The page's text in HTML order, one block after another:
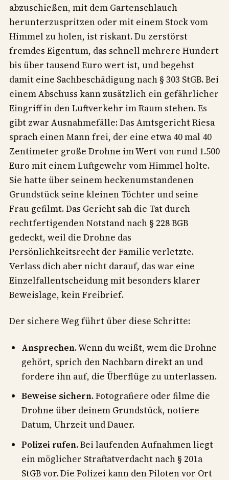
abzuschießen, mit dem Gartenschlauch
herunterzuspritzen oder mit einem Stock vom
Himmel zu holen, ist riskant. Du zerstörst
fremdes Eigentum, das schnell mehrere Hundert
bis über tausend Euro wert ist, und begehst
damit eine Sachbeschädigung nach § 303 StGB. Bei
einem Abschuss kann zusätzlich ein gefährlicher
Eingriff in den Luftverkehr im Raum stehen. Es
gibt zwar Ausnahmefälle: Das Amtsgericht Riesa
sprach einen Mann frei, der eine etwa 40 mal 40
Zentimeter große Drohne im Wert von rund 1.500
Euro mit einem Luftgewehr vom Himmel holte.
Sie hatte über seinem heckenumstandenen
Grundstück seine kleinen Töchter und seine
Frau gefilmt. Das Gericht sah die Tat durch
rechtfertigenden Notstand nach § 228 BGB
gedeckt, weil die Drohne das
Persönlichkeitsrecht der Familie verletzte.
Verlass dich aber nicht darauf, das war eine
Einzelfallentscheidung mit besonders klarer
Beweislage, kein Freibrief.
Der sichere Weg führt über diese Schritte:
Ansprechen.Wenn du weißt, wem die Drohne
gehört, sprich den Nachbarn direkt an und
fordere ihn auf, die Überflüge zu unterlassen.
Beweise sichern.Fotografiere oder filme die
Drohne über deinem Grundstück, notiere
Datum, Uhrzeit und Dauer.
Polizei rufen.Bei laufenden Aufnahmen liegt
ein möglicher Straftatverdacht nach § 201a
StGB vor. Die Polizei kann den Piloten vor Ort